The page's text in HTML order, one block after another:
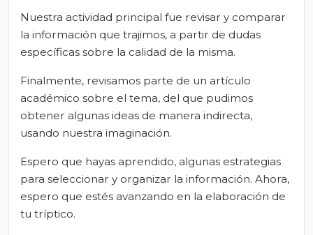
Nuestra actividad principal fue revisar y comparar
la información que trajimos, a partir de dudas
específicas sobre la calidad de la misma.
Finalmente, revisamos parte de un artículo
académico sobre el tema, del que pudimos
obtener algunas ideas de manera indirecta,
usando nuestra imaginación.
Espero que hayas aprendido, algunas estrategias
para seleccionar y organizar la información. Ahora,
espero que estés avanzando en la elaboración de
tu tríptico.